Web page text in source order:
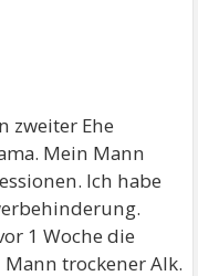
zweiter Ehe
Mein Mann
Ich habe
1 Woche die
trockener Alk.